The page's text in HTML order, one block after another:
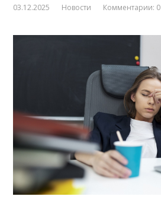
03.12.2025 Новости Комментарии: 0